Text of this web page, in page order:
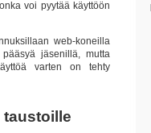
voi pyytää käyttöön
web-koneilla
jäsenillä, mutta
varten on tehty